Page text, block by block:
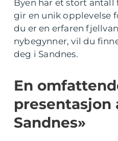
Byen har et stort antall
gir en unik opplevelse
du er en erfaren
nybegynner, vil du
deg i Sandnes.
En
presentasjon
Sandnes»